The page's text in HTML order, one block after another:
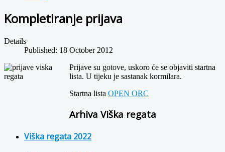
Kompletiranje prijava
Details
Published: 18 October 2012
Prijave su gotove, uskoro će se objaviti startna
lista. U tijeku je sastanak kormilara.
Startna lista OPEN ORC
Arhiva Viška regata
Viška regata 2022